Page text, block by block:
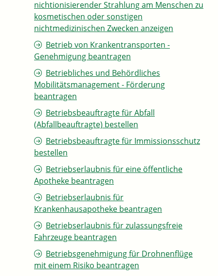
nichtionisierender Strahlung am Menschen zu
kosmetischen oder sonstigen
nichtmedizinischen Zwecken anzeigen
Betrieb von Krankentransporten -
Genehmigung beantragen
Betriebliches und Behördliches
Mobilitätsmanagement - Förderung
beantragen
Betriebsbeauftragte für Abfall
(Abfallbeauftragte) bestellen
Betriebsbeauftragte für Immissionsschutz
bestellen
Betriebserlaubnis für eine öffentliche
Apotheke beantragen
Betriebserlaubnis für
Krankenhausapotheke beantragen
Betriebserlaubnis für zulassungsfreie
Fahrzeuge beantragen
Betriebsgenehmigung für Drohnenflüge
mit einem Risiko beantragen